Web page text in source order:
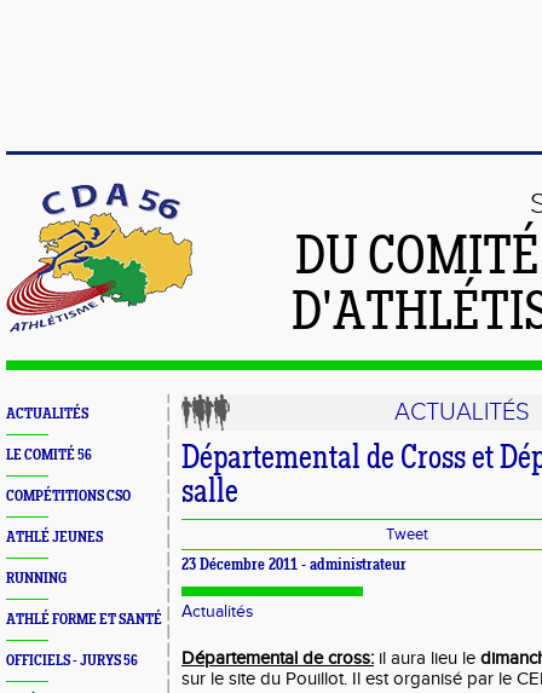
DU
ACTUALITÉS
LE COMITÉ 56
COMPÉTITIONS CSO
ATHLÉ JEUNES
RUNNING
ATHLÉ FORME ET SANTÉ
OFFICIELS - JURYS 56
ACTUALITÉS
Départemental de Cross et
salle
Tweet
23 Décembre 2011 - administrateur
Actualités
Départemental de cross: il aura lieu le
sur le site du Pouillot. Il est organisé par le